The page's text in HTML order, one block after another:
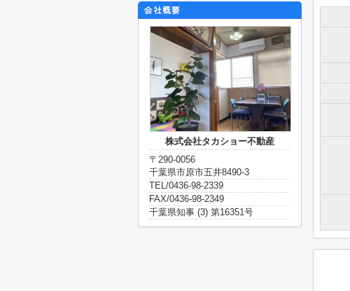
株式会社タカショー不動産
〒290-0056
千葉県市原市五井8490-3
TEL/0436-98-2339
FAX/0436-98-2349
千葉県知事 (3) 第16351号